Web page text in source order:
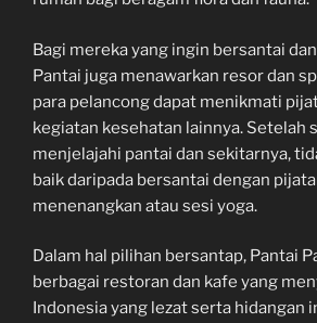
Bagi mereka yang ingin bersantai
Pantai juga menawarkan resor dan
para pelancong dapat menikmati
kegiatan kesehatan lainnya. Setelah
menjelajahi pantai dan sekitarnya,
baik daripada bersantai dengan
menenangkan atau sesi yoga.
Dalam hal pilihan bersantap, Pantai
berbagai restoran dan kafe yang
Indonesia yang lezat serta hidangan